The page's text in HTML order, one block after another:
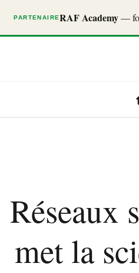
PARTENAIRERAF Academy—
Réseaux
met la